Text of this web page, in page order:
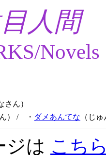
人間
Novels
さん）
） / ・ ダメあんてな （じ
ジは こち